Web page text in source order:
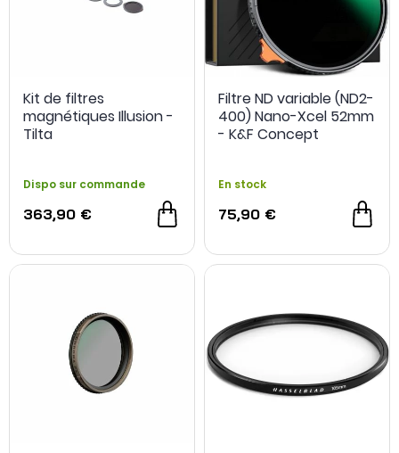
Kit de filtres
magnétiques Illusion -
Tilta
Dispo sur commande
363,90 €
Filtre ND variable (ND2-
400) Nano-Xcel 52mm
- K&F Concept
En stock
75,90 €